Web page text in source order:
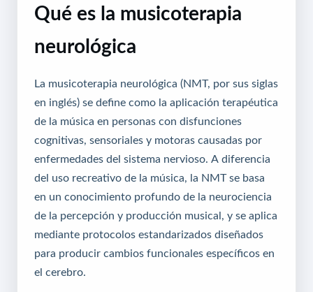
Qué es la musicoterapia
neurológica
La musicoterapia neurológica (NMT, por sus siglas
en inglés) se define como la aplicación terapéutica
de la música en personas con disfunciones
cognitivas, sensoriales y motoras causadas por
enfermedades del sistema nervioso. A diferencia
del uso recreativo de la música, la NMT se basa
en un conocimiento profundo de la neurociencia
de la percepción y producción musical, y se aplica
mediante protocolos estandarizados diseñados
para producir cambios funcionales específicos en
el cerebro.